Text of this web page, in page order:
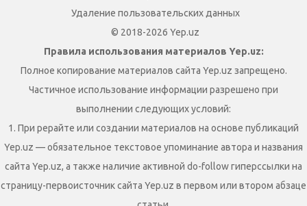
Удаление пользовательских данных
© 2018-2026 Yep.uz
Правила использования материалов Yep.uz:
Полное копирование материалов сайта Yep.uz запрещено.
Частичное использование информации разрешено при
выполнении следующих условий:
1. При рерайте или создании материалов на основе публикаций
Yep.uz — обязательное текстовое упоминание автора и названия
сайта Yep.uz, а также наличие активной do-follow гиперссылки на
страницу-первоисточник сайта Yep.uz в первом или втором абзаце